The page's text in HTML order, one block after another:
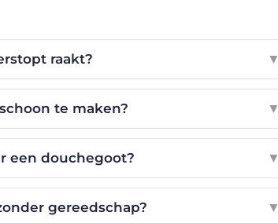
raakt? ▼
te maken? ▼
een douchegoot? ▼
gereedschap? ▼